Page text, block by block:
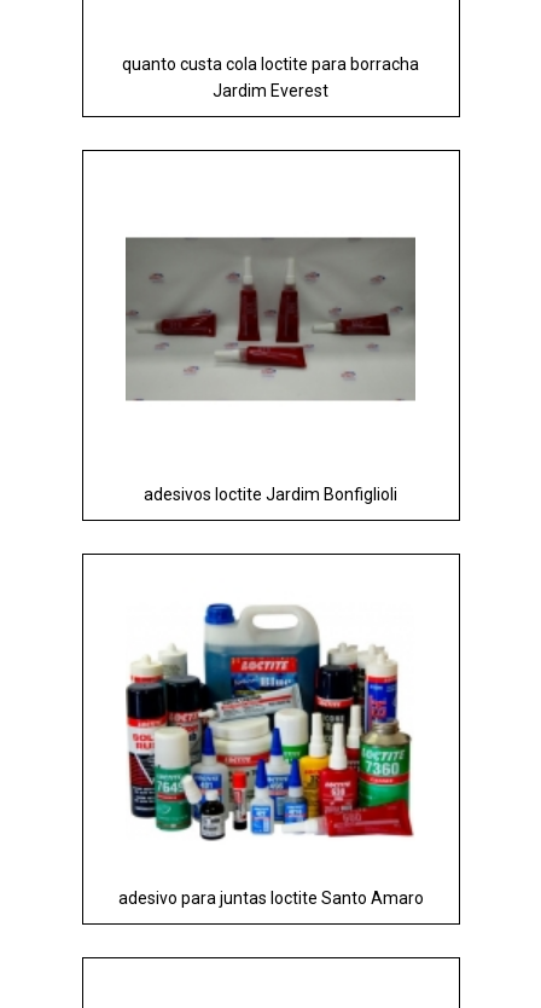
quanto custa cola loctite para borracha
Jardim Everest
adesivos loctite Jardim Bonfiglioli
adesivo para juntas loctite Santo Amaro